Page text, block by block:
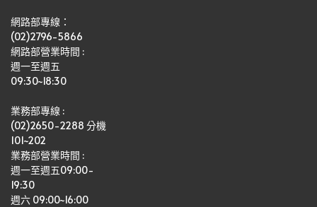
網路部專線：
(02)2796-5866
網路部營業時間 :
週一至週五
09:30~18:30
業務部專線 :
(02)2650-2288 分機
101~202
業務部營業時間 :
週一至週五09:00-
19:30
週六 09:00~16:00